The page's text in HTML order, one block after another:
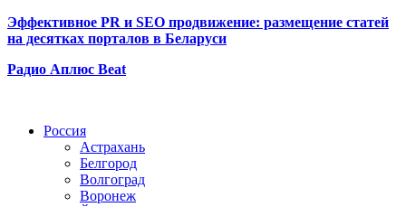
Эффективное PR и SEO продвижение: размещение статей
на десятках порталов в Беларуси
Радио Аплюс Beat
Россия
Астрахань
Белгород
Волгоград
Воронеж